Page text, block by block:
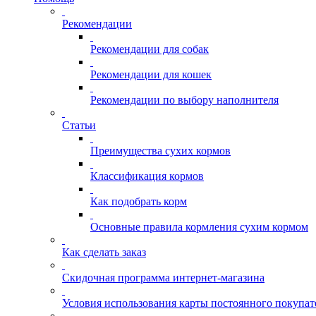
Рекомендации
Рекомендации для собак
Рекомендации для кошек
Рекомендации по выбору наполнителя
Статьи
Преимущества сухих кормов
Классификация кормов
Как подобрать корм
Основные правила кормления сухим кормом
Как сделать заказ
Скидочная программа интернет-магазина
Условия использования карты постоянного